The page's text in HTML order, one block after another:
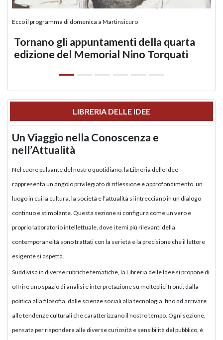
Ecco il programma di domenica a Martinsicuro
Tornano gli appuntamenti della quarta
edizione del Memorial Nino Torquati
LIBRERIA DELLE IDEE
Un Viaggio nella Conoscenza e
nell’Attualità
Nel cuore pulsante del nostro quotidiano, la Libreria delle Idee
rappresenta un angolo privilegiato di riflessione e approfondimento, un
luogo in cui la cultura, la società e l’attualità si intrecciano in un dialogo
continuo e stimolante. Questa sezione si configura come un vero e
proprio laboratorio intellettuale, dove i temi più rilevanti della
contemporaneità sono trattati con la serietà e la precisione che il lettore
esigente si aspetta.
Suddivisa in diverse rubriche tematiche, la Libreria delle Idee si propone di
offrire uno spazio di analisi e interpretazione su molteplici fronti: dalla
politica alla filosofia, dalle scienze sociali alla tecnologia, fino ad arrivare
alle tendenze culturali che caratterizzano il nostro tempo. Ogni sezione,
pensata per rispondere alle diverse curiosità e sensibilità del pubblico, è